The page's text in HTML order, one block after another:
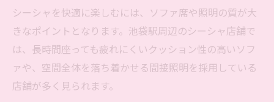
シーシャを快適に楽しむには、ソファ席や照明の質が大
きなポイントとなります。池袋駅周辺のシーシャ店舗で
は、長時間座っても疲れにくいクッション性の高いソフ
ァや、空間全体を落ち着かせる間接照明を採用している
店舗が多く見られます。